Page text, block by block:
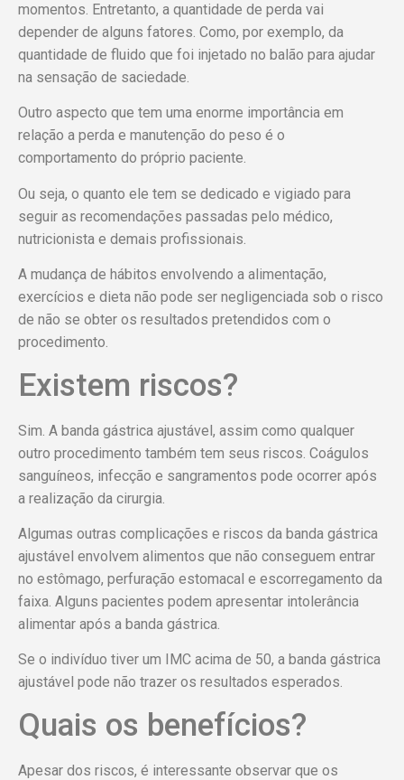
momentos. Entretanto, a quantidade de perda vai
depender de alguns fatores. Como, por exemplo, da
quantidade de fluido que foi injetado no balão para ajudar
na sensação de saciedade.
Outro aspecto que tem uma enorme importância em
relação a perda e manutenção do peso é o
comportamento do próprio paciente.
Ou seja, o quanto ele tem se dedicado e vigiado para
seguir as recomendações passadas pelo médico,
nutricionista e demais profissionais.
A mudança de hábitos envolvendo a alimentação,
exercícios e dieta não pode ser negligenciada sob o risco
de não se obter os resultados pretendidos com o
procedimento.
Existem riscos?
Sim. A banda gástrica ajustável, assim como qualquer
outro procedimento também tem seus riscos. Coágulos
sanguíneos, infecção e sangramentos pode ocorrer após
a realização da cirurgia.
Algumas outras complicações e riscos da banda gástrica
ajustável envolvem alimentos que não conseguem entrar
no estômago, perfuração estomacal e escorregamento da
faixa. Alguns pacientes podem apresentar intolerância
alimentar após a banda gástrica.
Se o indivíduo tiver um IMC acima de 50, a banda gástrica
ajustável pode não trazer os resultados esperados.
Quais os benefícios?
Apesar dos riscos, é interessante observar que os